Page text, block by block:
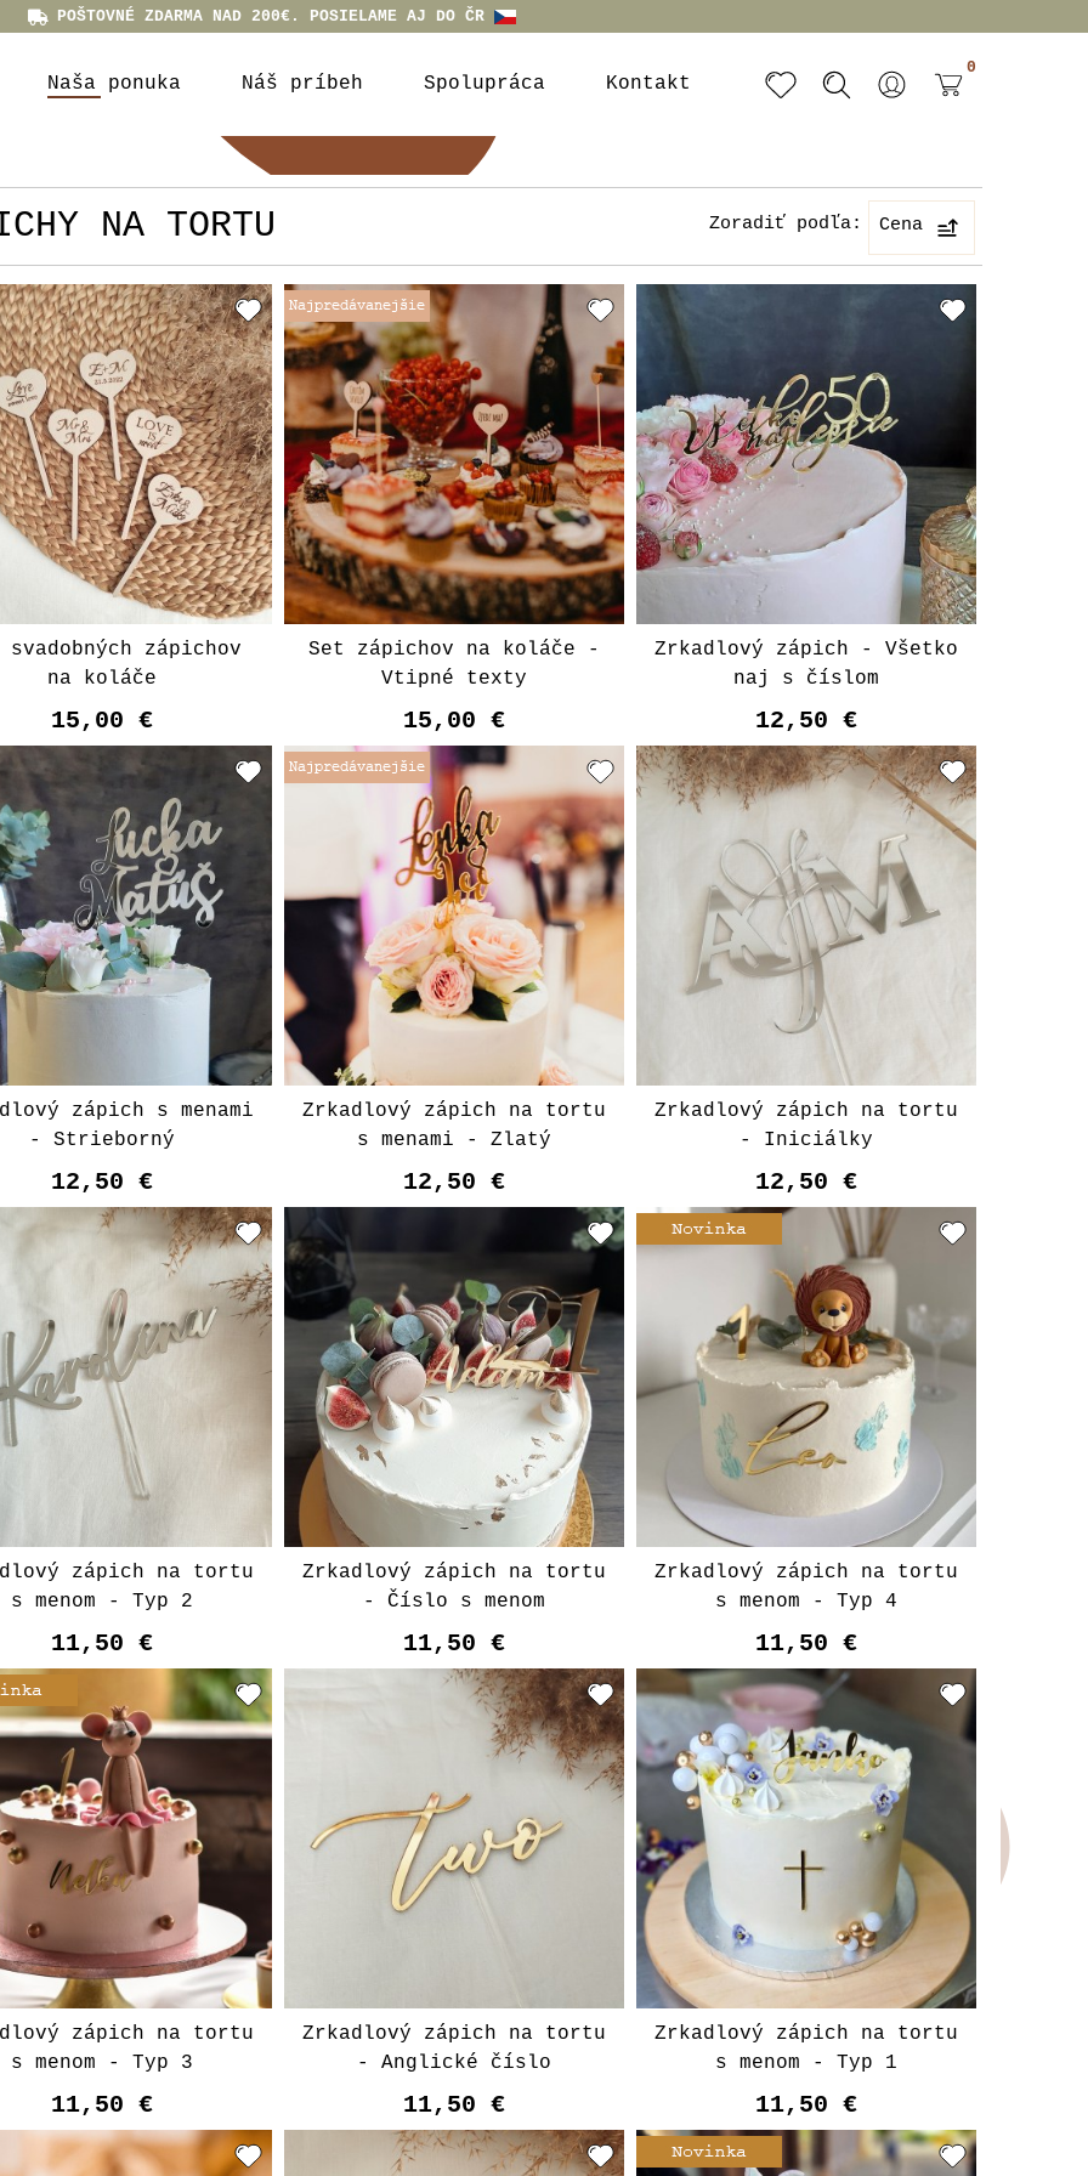
POŠTOVNÉ ZDARMA NAD 200€. POSIELAME AJ DO ČR
Naša ponuka Náš príbeh Spolupráca Kontakt
0
NA TORTU Zoradiť podľa: Cena
svadobných zápichov
na koláče
15,00 €
Set zápichov na koláče -
Vtipné texty
15,00 €
Zrkadlový zápich - Všetko
naj s číslom
12,50 €
zápich s menami
- Strieborný
12,50 €
Zrkadlový zápich na tortu
s menami - Zlatý
12,50 €
Zrkadlový zápich na tortu
- Iniciálky
12,50 €
Vyberte variant
zápich na tortu
s menom - Typ 2
11,50 €
Vyberte variant
Zrkadlový zápich na tortu
- Číslo s menom
11,50 €
Vyberte variant
Zrkadlový zápich na tortu
s menom - Typ 4
11,50 €
Vyberte variant
zápich na tortu
s menom - Typ 3
11,50 €
Vyberte variant
Zrkadlový zápich na tortu
- Anglické číslo
11,50 €
Zrkadlový zápich na tortu
s menom - Typ 1
11,50 €
Vyberte variant